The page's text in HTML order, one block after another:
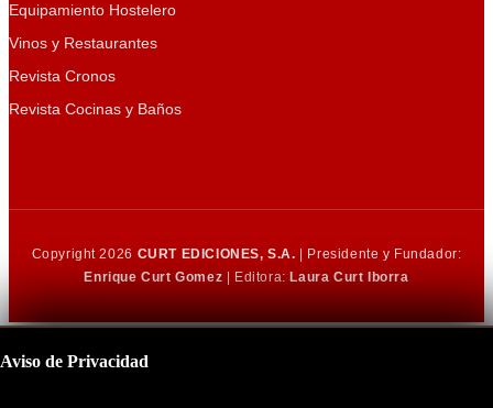
Equipamiento Hostelero
Vinos y Restaurantes
Revista Cronos
Revista Cocinas y Baños
Copyright 2026 CURT EDICIONES, S.A. | Presidente y Fundador:
Enrique Curt Gomez | Editora:Laura Curt Iborra
Aviso de Privacidad